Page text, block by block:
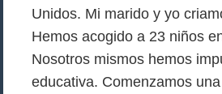
Unidos. Mi marido y yo
Hemos acogido a 23 niños
Nosotros mismos hemos
educativa. Comenzamos